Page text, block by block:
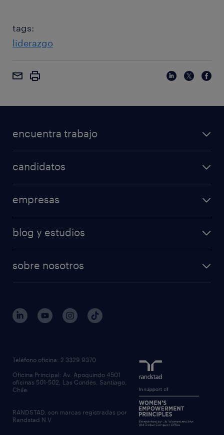
tags:
liderazgo
encuentra trabajo
candidatos
empresas
blog y estudios
sobre nosotros
Teléfono oficina: 2 3329 9370
Oficina Principal: Av. Apoquindo 4501
oficinas 501-502, Las Condes, Santiago,
Chile.
RANDSTAD, son marcas registradas por
Randstad N.V.